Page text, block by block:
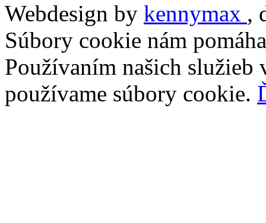
Webdesign by kennymax ,
Súbory cookie nám
Používaním našich služieb
používame súbory cookie.